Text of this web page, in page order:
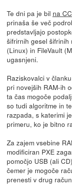
Te dni pa je bil na
prinaša še več
predstavljajo
šifrirnih gesel šifrinih
(Linux) in FileVault
ugasnjeni.
Raziskovalci v
pri novejših RAM-ih
ta čas mogoče
so tudi algoritme in
razpada, s katerimi
primeru, ko je bitno
Za zajem vsebine
modificiran PXE
pomočjo USB (ali
čemer je mogoče
prenesti v drug